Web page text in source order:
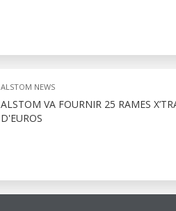
ALSTOM NEWS
ALSTOM VA FOURNIR 25 RAMES
D'EUROS